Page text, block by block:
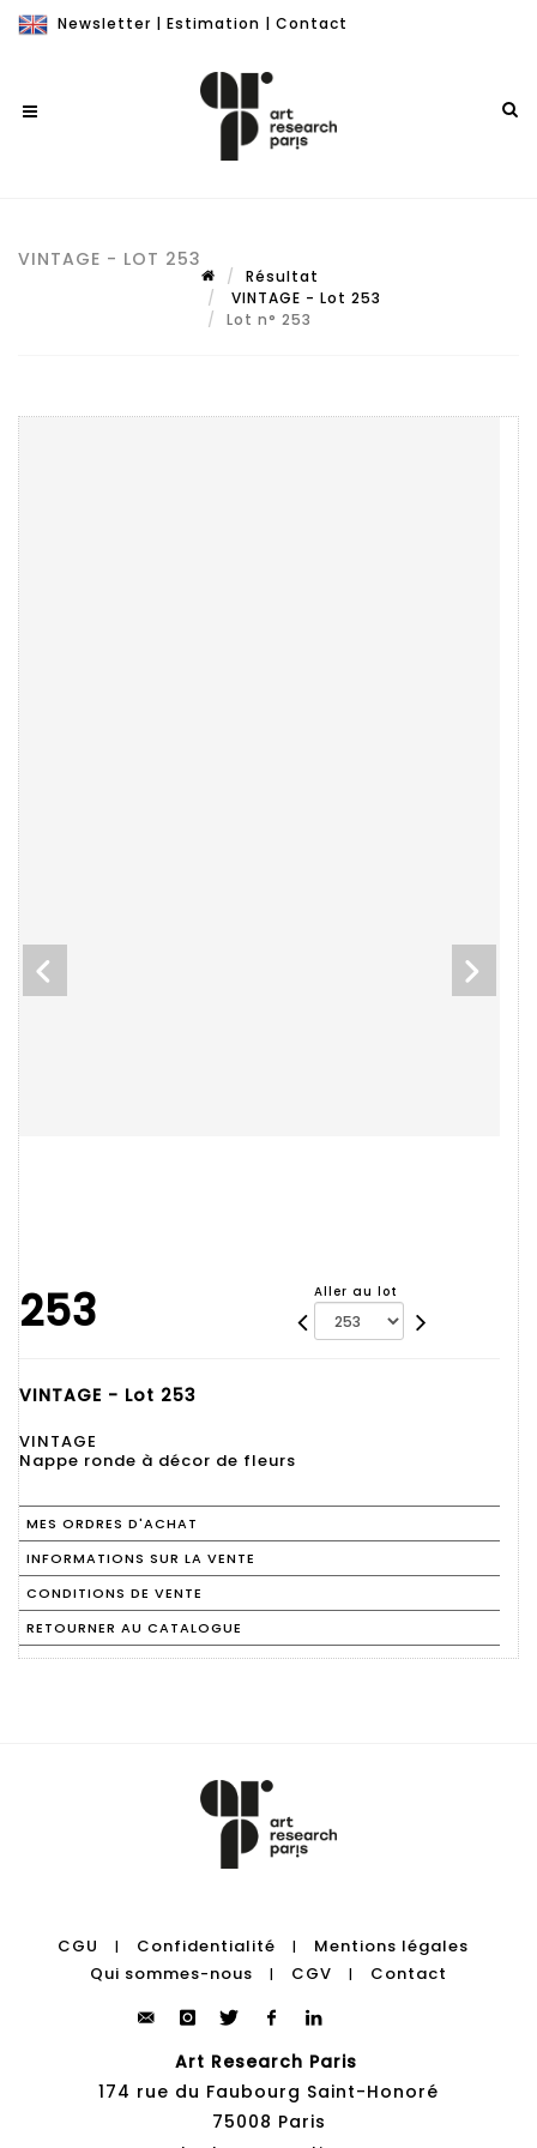
Newsletter | Estimation | Contact
VINTAGE - LOT 253
Résultat
VINTAGE - Lot 253
Lot n° 253
253 Aller au lot
VINTAGE - Lot 253
VINTAGE
Nappe ronde à décor de fleurs
MES ORDRES D'ACHAT
INFORMATIONS SUR LA VENTE
CONDITIONS DE VENTE
RETOURNER AU CATALOGUE
CGU | Confidentialité |
Mentions légales
Qui sommes-nous
| CGV | Contact
Art Research Paris
174 rue du Faubourg Saint-Honoré
75008 Paris